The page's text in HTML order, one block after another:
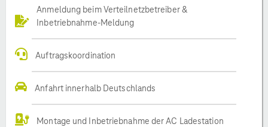
Anmeldung beim Verteilnetzbetreiber &
Inbetriebnahme-Meldung
Auftragskoordination
Anfahrt innerhalb Deutschlands
Montage und Inbetriebnahme der AC Ladestation